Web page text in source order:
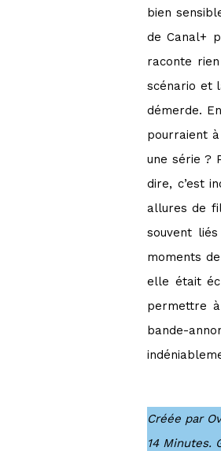
bien
de Canal+
raconte
scénario et
démerde.
pourraient
une série ?
dire, c’est
allures de
souvent
moments
elle était
permettre à
bande-
Créée par
14 Minutes.